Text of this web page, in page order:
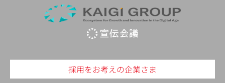
採用をお考えの企業さま